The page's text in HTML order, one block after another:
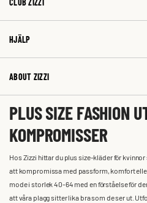
HJÄLP
ABOUT ZIZZI
PLUS SIZE FASHION
KOMPROMISSER
Hos Zizzi hittar du plus size-kläder för
att kompromissa med passform, komfort
mode i storlek 40-64 med en förståelse för
att våra plagg sitter lika bra som de ser ut.